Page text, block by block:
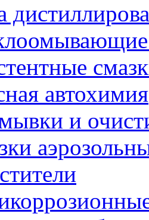
автохимия
и